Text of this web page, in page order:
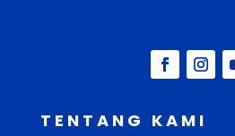
TENTANG KAMI